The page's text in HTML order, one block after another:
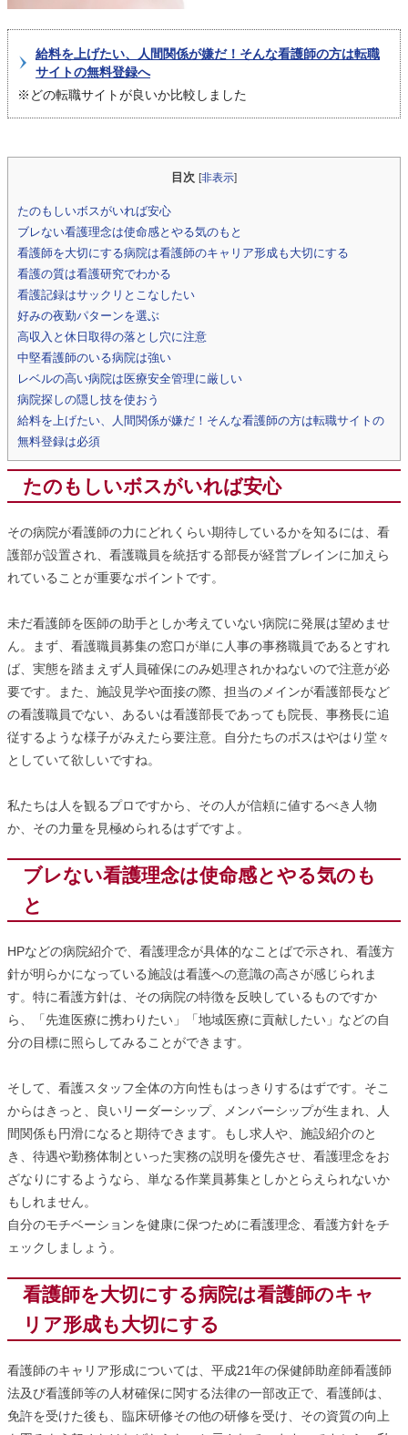
給料を上げたい、人間関係が嫌だ！そんな看護師の方は転職
サイトの無料登録へ
※どの転職サイトが良いか比較しました
目次 [非表示]
たのもしいボスがいれば安心
ブレない看護理念は使命感とやる気のもと
看護師を大切にする病院は看護師のキャリア形成も大切にする
看護の質は看護研究でわかる
看護記録はサックリとこなしたい
好みの夜勤パターンを選ぶ
高収入と休日取得の落とし穴に注意
中堅看護師のいる病院は強い
レベルの高い病院は医療安全管理に厳しい
病院探しの隠し技を使おう
給料を上げたい、人間関係が嫌だ！そんな看護師の方は転職サイトの
無料登録は必須
たのもしいボスがいれば安心
その病院が看護師の力にどれくらい期待しているかを知るには、看
護部が設置され、看護職員を統括する部長が経営ブレインに加えら
れていることが重要なポイントです。
未だ看護師を医師の助手としか考えていない病院に発展は望めませ
ん。まず、看護職員募集の窓口が単に人事の事務職員であるとすれ
ば、実態を踏まえず人員確保にのみ処理されかねないので注意が必
要です。また、施設見学や面接の際、担当のメインが看護部長など
の看護職員でない、あるいは看護部長であっても院長、事務長に追
従するような様子がみえたら要注意。自分たちのボスはやはり堂々
としていて欲しいですね。
私たちは人を観るプロですから、その人が信頼に値するべき人物
か、その力量を見極められるはずですよ。
ブレない看護理念は使命感とやる気のも
と
HPなどの病院紹介で、看護理念が具体的なことばで示され、看護方
針が明らかになっている施設は看護への意識の高さが感じられま
す。特に看護方針は、その病院の特徴を反映しているものですか
ら、「先進医療に携わりたい」「地域医療に貢献したい」などの自
分の目標に照らしてみることができます。
そして、看護スタッフ全体の方向性もはっきりするはずです。そこ
からはきっと、良いリーダーシップ、メンバーシップが生まれ、人
間関係も円滑になると期待できます。もし求人や、施設紹介のと
き、待遇や勤務体制といった実務の説明を優先させ、看護理念をお
ざなりにするようなら、単なる作業員募集としかとらえられないか
もしれません。
自分のモチベーションを健康に保つために看護理念、看護方針をチ
ェックしましょう。
看護師を大切にする病院は看護師のキャ
リア形成も大切にする
看護師のキャリア形成については、平成21年の保健師助産師看護師
法及び看護師等の人材確保に関する法律の一部改正で、看護師は、
免許を受けた後も、臨床研修その他の研修を受け、その資質の向上